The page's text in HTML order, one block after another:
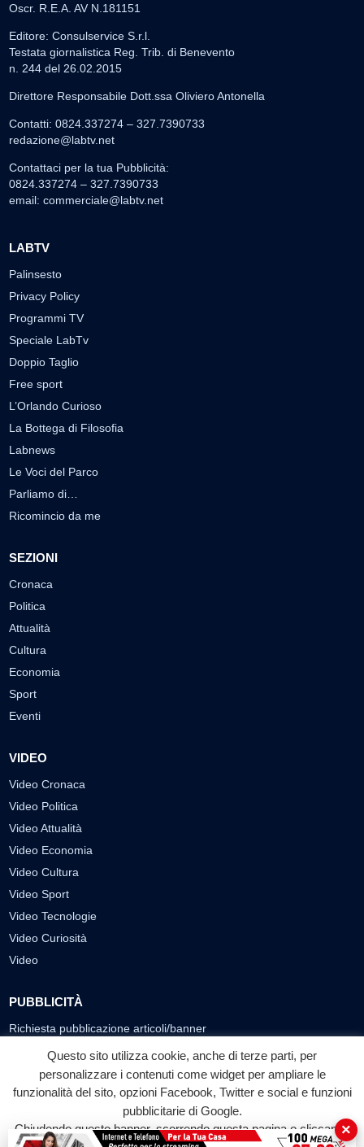
Oscr. R.E.A. AV N.181151
Editore: Consulservice S.r.l.
Testata giornalistica Reg. Trib. di Benevento
n. 244 del 26.02.2015
Direttore Responsabile Dott.ssa Oliviero Antonella
Contatti: 0824.337274 – 327.7390733
redazione@labtv.net
Contattaci per la tua Pubblicità:
0824.337274 – 327.7390733
email: commerciale@labtv.net
LABTV
Palinsesto
Privacy Policy
Programmi TV
Speciale LabTv
Doppio Taglio
Free sport
L’Orlando Curioso
La Bottega di Filosofia
Labnews
Le Voci del Parco
Parliamo di…
Ricomincio da me
SEZIONI
Cronaca
Politica
Attualità
Cultura
Economia
Sport
Eventi
VIDEO
Video Cronaca
Video Politica
Video Attualità
Video Economia
Video Cultura
Video Sport
Video Tecnologie
Video Curiosità
Video
PUBBLICITÀ
Richiesta pubblicazione articoli/banner
SEGUICI SUI SOCIAL
f
Facebook
◎ ▶
YouTube
Questo sito utilizza cookie, anche di terze parti, per
personalizzare i contenuti come widget per ampliare le
funzionalità del sito, opzioni Facebook, Twitter e social e funzioni
pubblicitarie di Google.
Chiudendo questo banner, scorrendo questa pagina o cliccando
×